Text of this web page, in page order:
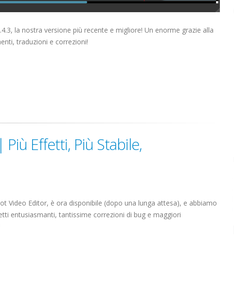
la nostra versione più recente e migliore! Un enorme grazie alla
traduzioni e correzioni!
Effetti, Più Stabile,
Video Editor, è ora disponibile (dopo una lunga attesa), e abbiamo
entusiasmanti, tantissime correzioni di bug e maggiori